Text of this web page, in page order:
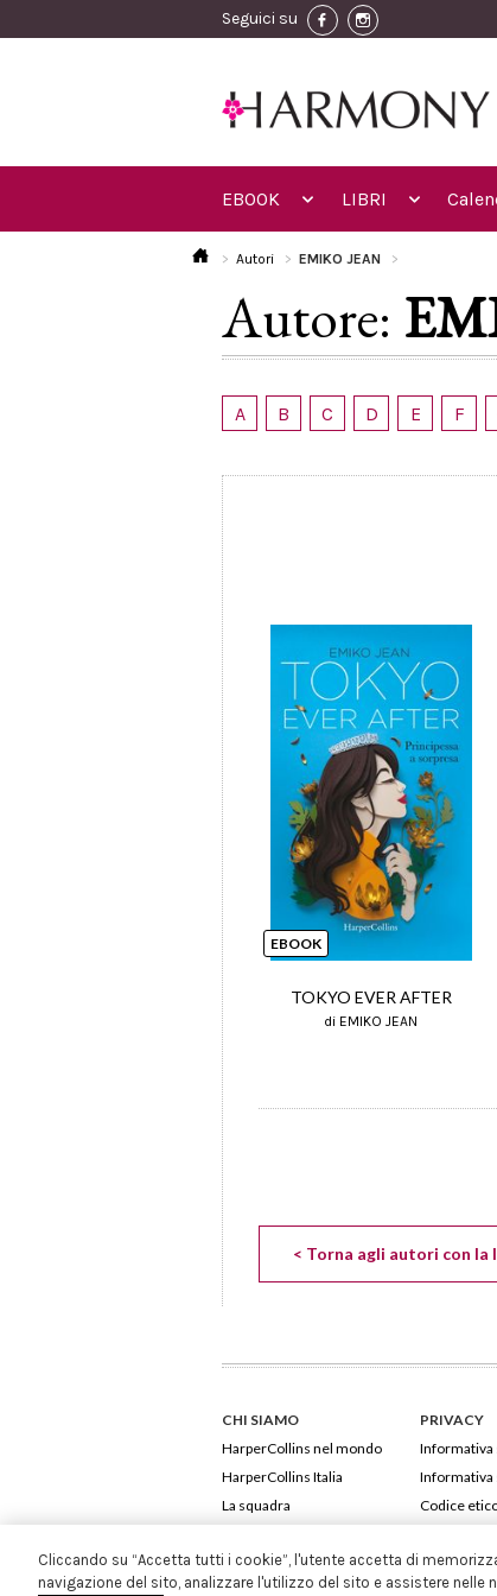
Seguici su
EBOOK LIBRI
Autori EMIKO JEAN
Autore:
A B C D E F
EBOOK
TOKYO EVER AFTER
di EMIKO JEAN
< Torna agli autori con la
CHI SIAMO
HarperCollins nel mondo
HarperCollins Italia
La squadra
PRIVACY
Informativa
Informativa
Codice
Cliccando su “Accetta tutti i cookie”, l'utente accetta di
navigazione del sito, analizzare l'utilizzo del sito e assistere nelle